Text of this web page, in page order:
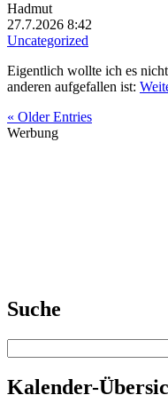
Hadmut
27.7.2026 8:42
Uncategorized
Eigentlich wollte ich es nicht
anderen aufgefallen ist:
« Older Entries
Werbung
Suche
Kalender-